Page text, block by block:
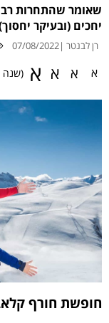
שאומר שהתחרות רבה
יחכים (ובעיקר
רן לבנטר |07/08/2022
א א א א (שנה
חופשת חורף